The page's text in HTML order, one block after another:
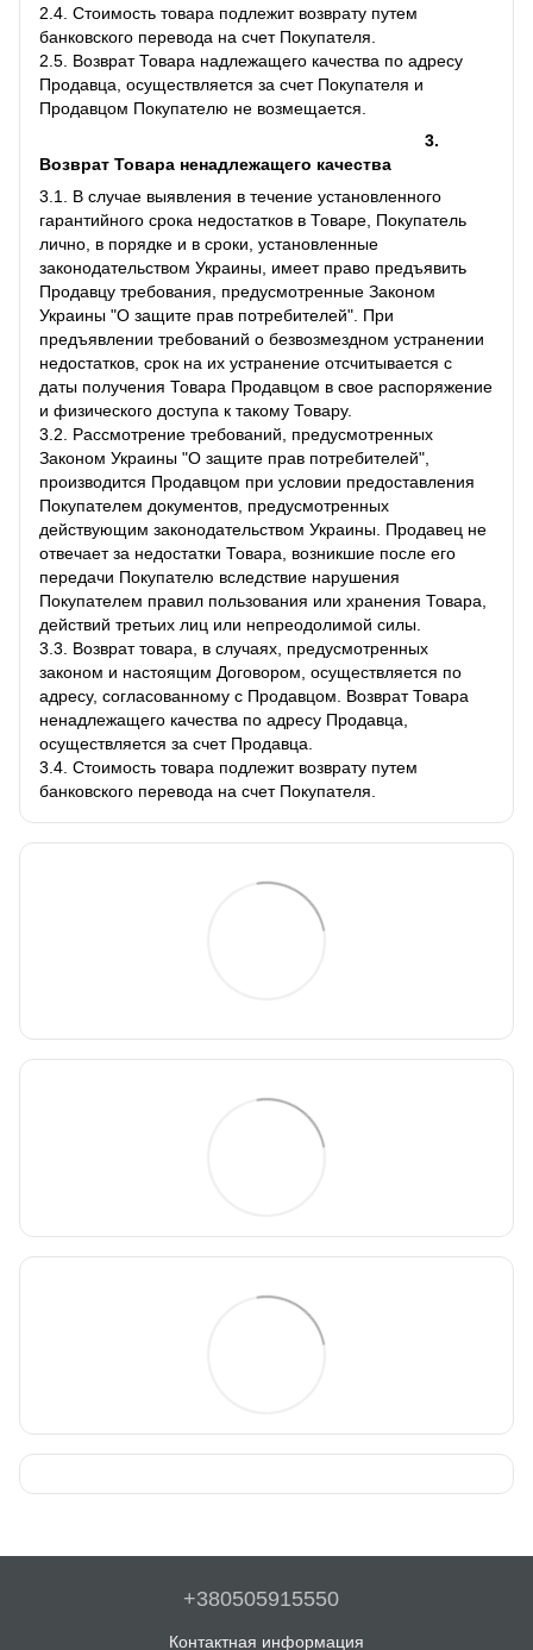
2.4. Стоимость товара подлежит возврату путем
банковского перевода на счет Покупателя.
2.5. Возврат Товара надлежащего качества по адресу
Продавца, осуществляется за счет Покупателя и
Продавцом Покупателю не возмещается.
3.
Возврат Товара ненадлежащего качества
3.1. В случае выявления в течение установленного
гарантийного срока недостатков в Товаре, Покупатель
лично, в порядке и в сроки, установленные
законодательством Украины, имеет право предъявить
Продавцу требования, предусмотренные Законом
Украины "О защите прав потребителей". При
предъявлении требований о безвозмездном устранении
недостатков, срок на их устранение отсчитывается с
даты получения Товара Продавцом в свое распоряжение
и физического доступа к такому Товару.
3.2. Рассмотрение требований, предусмотренных
Законом Украины "О защите прав потребителей",
производится Продавцом при условии предоставления
Покупателем документов, предусмотренных
действующим законодательством Украины. Продавец не
отвечает за недостатки Товара, возникшие после его
передачи Покупателю вследствие нарушения
Покупателем правил пользования или хранения Товара,
действий третьих лиц или непреодолимой силы.
3.3. Возврат товара, в случаях, предусмотренных
законом и настоящим Договором, осуществляется по
адресу, согласованному с Продавцом. Возврат Товара
ненадлежащего качества по адресу Продавца,
осуществляется за счет Продавца.
3.4. Стоимость товара подлежит возврату путем
банковского перевода на счет Покупателя.
+380505915550
Контактная информация